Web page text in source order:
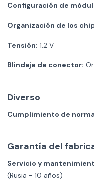
Configuración de
Organización de los
Tensión: 1.2 V
Blindaje de conector:
Diverso
Cumplimiento de
Garantía del
Servicio y
(Rusia - 10 años)